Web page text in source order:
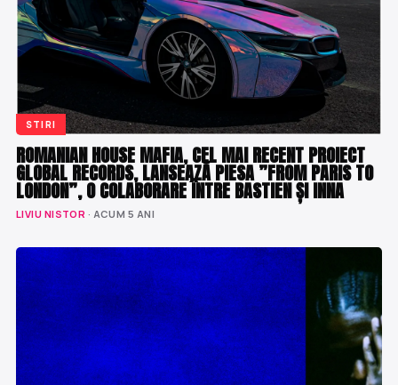
STIRI
ROMANIAN HOUSE MAFIA, CEL MAI RECENT PROIECT
GLOBAL RECORDS, LANSEAZĂ PIESA ”FROM PARIS TO
LONDON”, O COLABORARE ÎNTRE BASTIEN ȘI INNA
LIVIU NISTOR · ACUM 5 ANI